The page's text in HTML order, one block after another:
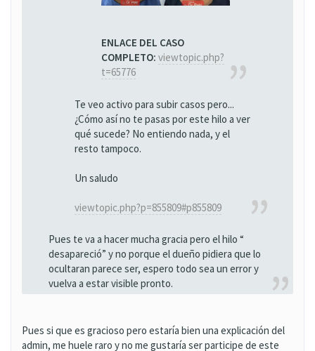
ENLACE DEL CASO
COMPLETO: viewtopic.php?
t=65776
Te veo activo para subir casos pero...
¿Cómo así no te pasas por este hilo a ver
qué sucede? No entiendo nada, y el
resto tampoco.
Un saludo
viewtopic.php?p=855809#p855809
Pues te va a hacer mucha gracia pero el hilo “
desapareció” y no porque el dueño pidiera que lo
ocultaran parece ser, espero todo sea un error y
vuelva a estar visible pronto.
Pues si que es gracioso pero estaría bien una explicación del
admin, me huele raro y no me gustaría ser participe de este